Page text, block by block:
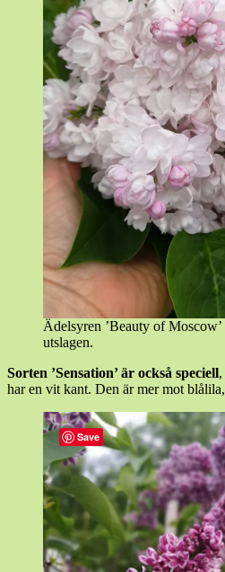
Ädelsyren ’Beauty of
utslagen.
Sorten ’Sensation’ är också speciell
har en vit kant. Den är mer mot
Save